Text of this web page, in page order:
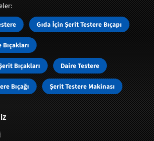
Gıda İçin Şerit Testere Bıçapı
Bıçakları Daire Testere
Bıçağı Şerit Testere Makinası